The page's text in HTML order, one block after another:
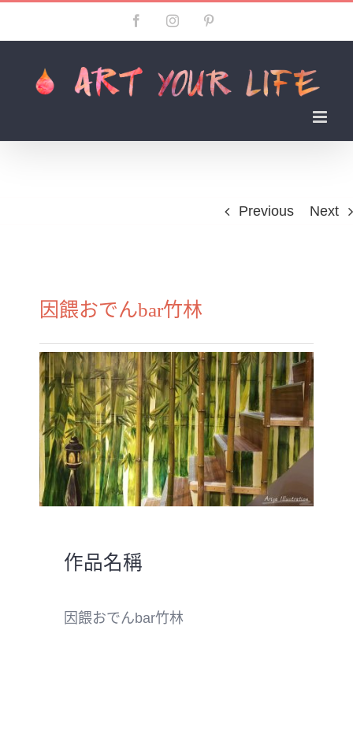
FacebookInstagram
Previous Next
因餵おでんbar竹林
作品名稱
因餵おでんbar竹林